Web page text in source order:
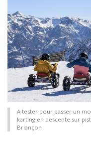
A tester pour passer un
karting en descente sur
Briançon